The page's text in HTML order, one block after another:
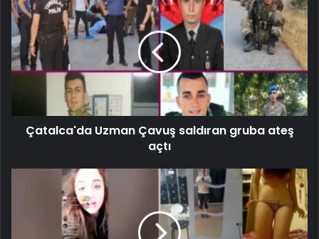
Çatalca'da Uzman Çavuş saldıran gruba ateş
açtı